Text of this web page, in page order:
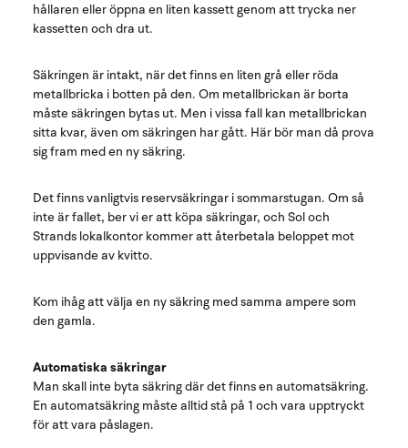
hållaren eller öppna en liten kassett genom att trycka ner
kassetten och dra ut.
Säkringen är intakt, när det finns en liten grå eller röda
metallbricka i botten på den. Om metallbrickan är borta
måste säkringen bytas ut. Men i vissa fall kan metallbrickan
sitta kvar, även om säkringen har gått. Här bör man då prova
sig fram med en ny säkring.
Det finns vanligtvis reservsäkringar i sommarstugan. Om så
inte är fallet, ber vi er att köpa säkringar, och Sol och
Strands lokalkontor kommer att återbetala beloppet mot
uppvisande av kvitto.
Kom ihåg att välja en ny säkring med samma ampere som
den gamla.
Automatiska säkringar
Man skall inte byta säkring där det finns en automatsäkring.
En automatsäkring måste alltid stå på 1 och vara upptryckt
för att vara påslagen.